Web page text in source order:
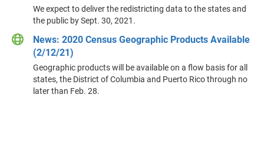
We expect to deliver the redistricting data to the states and
the public by Sept. 30, 2021.
News: 2020 Census Geographic Products Available
(2/12/21)
Geographic products will be available on a flow basis for all
states, the District of Columbia and Puerto Rico through no
later than Feb. 28.